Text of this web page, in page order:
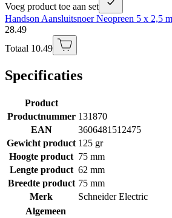
Voeg product toe aan set
Handson Aansluitsnoer Neopreen 5 x 2,5
28.49
Totaal 10.49
Specificaties
Product
Productnummer 131870
EAN
3606481512475
Gewicht product 125 gr
Hoogte product 75 mm
Lengte product 62 mm
Breedte product 75 mm
Merk
Schneider Electric
Algemeen